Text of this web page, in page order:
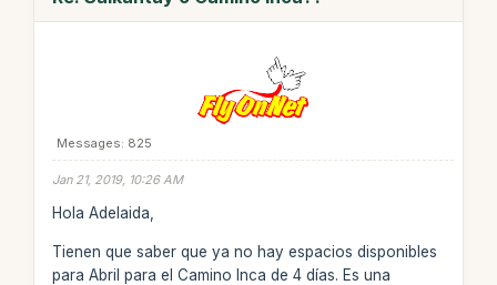
Messages: 825
Jan 21, 2019, 10:26 AM
Hola Adelaida,
Tienen que saber que ya no hay espacios disponibles
para Abril para el Camino Inca de 4 días. Es una